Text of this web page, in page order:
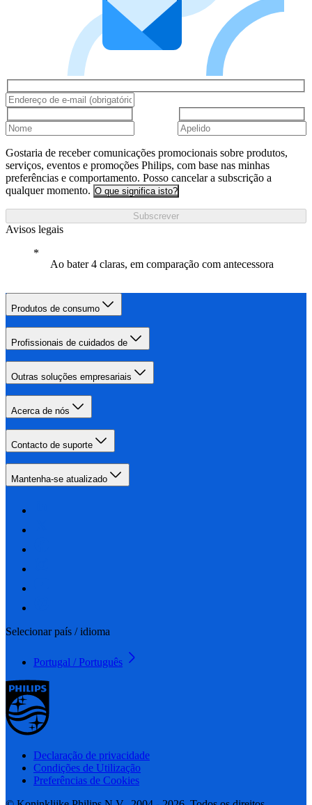
Gostaria de receber comunicações promocionais sobre produtos,
serviços, eventos e promoções Philips, com base nas minhas
preferências e comportamento. Posso cancelar a subscrição a
qualquer momento. O que significa isto?
Subscrever
Avisos legais
Ao bater 4 claras, em comparação com antecessora
Produtos de consumo
Profissionais de cuidados de
Outras soluções empresariais
Acerca de nós
Contacto de suporte
Mantenha-se atualizado
Selecionar país / idioma
Portugal / Português
Declaração de privacidade
Condições de Utilização
Preferências de Cookies